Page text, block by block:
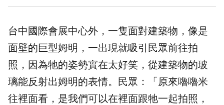
台中國際會展中心外，一隻面對建築物，像是
面壁的巨型姆明，一出現就吸引民眾前往拍
照，因為牠的姿勢實在太好笑，從建築物的玻
璃能反射出姆明的表情。民眾：「原來嚕嚕米
往裡面看，是我們可以在裡面跟牠一起拍照，